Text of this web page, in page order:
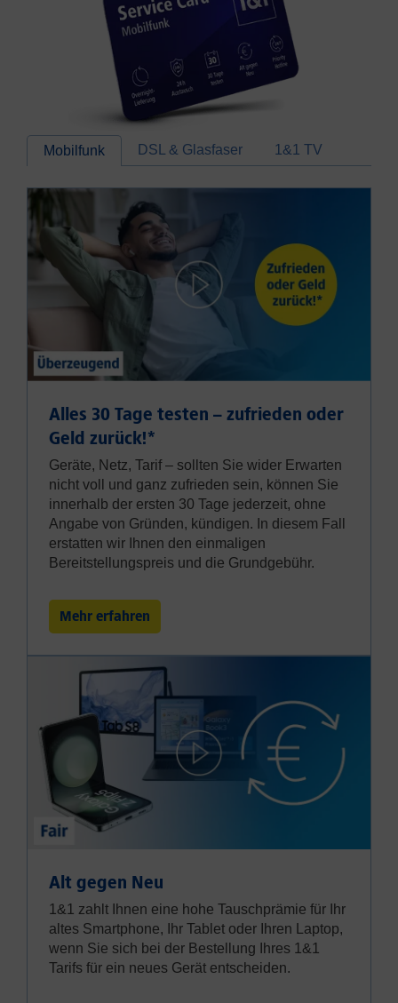
Mobilfunk DSL & Glasfaser 1&1 TV
Alles 30 Tage testen – zufrieden oder
Geld zurück!⁠*
Geräte, Netz, Tarif – sollten Sie wider Erwarten
nicht voll und ganz zufrieden sein, können Sie
innerhalb der ersten 30 Tage jederzeit, ohne
Angabe von Gründen, kündigen. In diesem Fall
erstatten wir Ihnen den einmaligen
Bereitstellungspreis und die Grundgebühr.
Mehr erfahren
Alt gegen Neu
1&1 zahlt Ihnen eine hohe Tauschprämie für Ihr
altes Smartphone, Ihr Tablet oder Ihren Laptop,
wenn Sie sich bei der Bestellung Ihres 1&1
Tarifs für ein neues Gerät entscheiden.